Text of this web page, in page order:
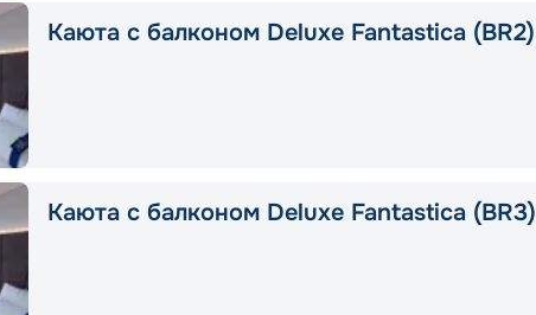
Каюта с балконом Deluxe Fantastica (BR2)
Каюта с балконом Deluxe Fantastica (BR3)